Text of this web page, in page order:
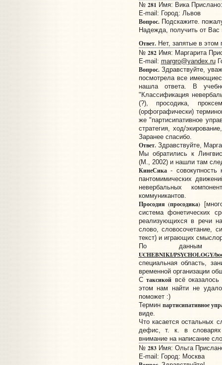
№ 281 Имя: Вика
E-mail: Город: Львов
Вопрос.Подскажите.
Надежда, получить от
Ответ.Нет, запятые в этом
№ 282Имя: Маргарита
E-mail: margro@yandex.ru
Вопрос.Здравствуйте,
посмотрела все
нашла ответа. В
"Классификация
(?), просодика,
(орфографически)
же "партисипативное
стратегия, ход/
Заранее спасибо.
Ответ.Здравствуйте,
Мы обратились к
(М., 2002) и нашли там
КинеСика- совокупность
пантомимических
невербальных
коммуникантов.
Просодия (просодика)
система фонетических
реализующихся в речи
слово, словосочетание,
текст) и играющих
По
UCHEBNIKI/PSYCHOLOGY/
специальная область,
временной организации
Стаксикой всё
этом нам найти не
поможет :)
Термин партисипативное
виде.
Что касается остальных
дефис, т. к. в словарях
внимание на написание
№ 283Имя: Ольга
E-mail: Город: Москва